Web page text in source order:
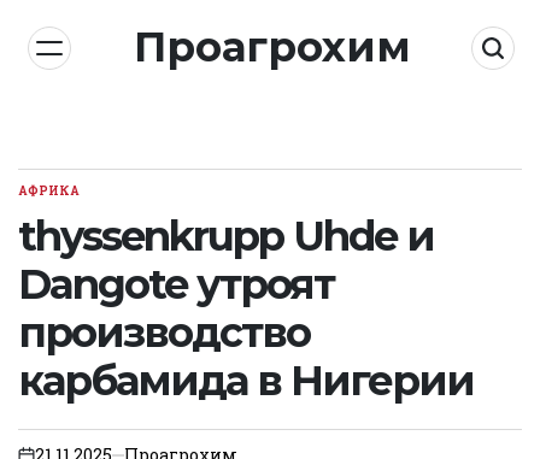
content
Проагрохим
POSTED
АФРИКА
thyssenkrupp Uhde и
Dangote утроят
производство
карбамида в Нигерии